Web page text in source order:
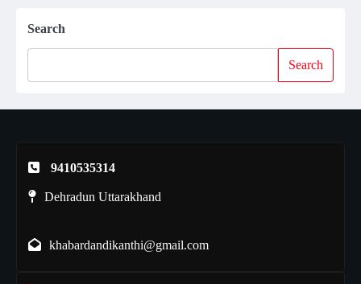
Search
Search
9410535314
Dehradun Uttarakhand
khabardandikanthi@gmail.com